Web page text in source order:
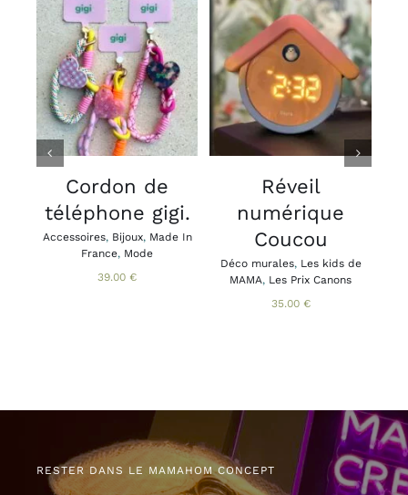
CHOIX DES
OPTIONS
CE
PRODUIT
A
PLUSIEURS
VARIATIONS.
LES
OPTIONS
PEUVENT
ÊTRE
CHOISIES
/
DÉTAILS
Cordon de
téléphone gigi.
Accessoires, Bijoux, Made In
France, Mode
39.00 €
AJOUTER AU
PANIER
/
DÉTAILS
Réveil
numérique
Coucou
Déco murales, Les kids de
MAMA, Les Prix Canons
35.00 €
RESTER DANS LE MAMAHOM CONCEPT